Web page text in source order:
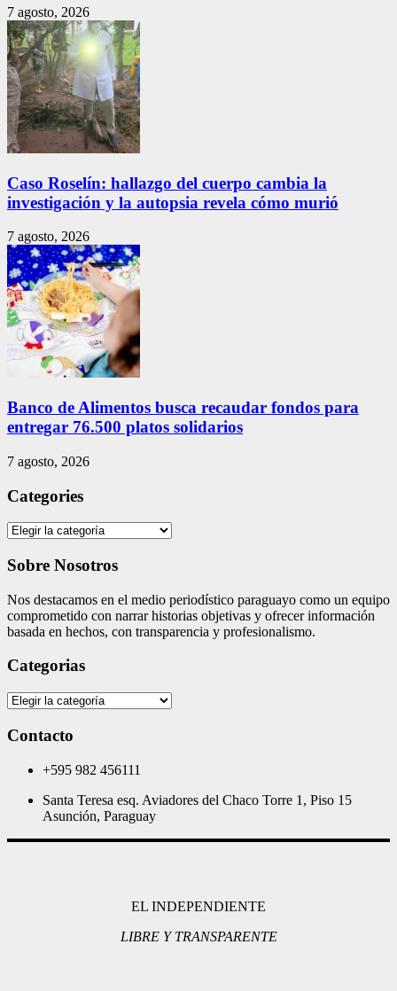
7 agosto, 2026
Caso Roselín: hallazgo del cuerpo cambia la
investigación y la autopsia revela cómo murió
7 agosto, 2026
Banco de Alimentos busca recaudar fondos para
entregar 76.500 platos solidarios
7 agosto, 2026
Categories
Categories
Sobre Nosotros
Nos destacamos en el medio periodístico paraguayo como un equipo
comprometido con narrar historias objetivas y ofrecer información
basada en hechos, con transparencia y profesionalismo.
Categorias
Categorias
Contacto
+595 982 456111
Santa Teresa esq. Aviadores del Chaco Torre 1, Piso 15
Asunción, Paraguay
EL INDEPENDIENTE
LIBRE Y TRANSPARENTE